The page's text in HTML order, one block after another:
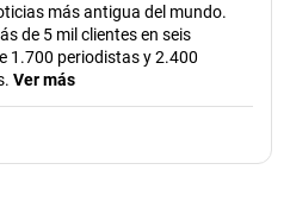
más antigua del mundo.
de 5 mil clientes en seis
1.700 periodistas y 2.400
Ver más